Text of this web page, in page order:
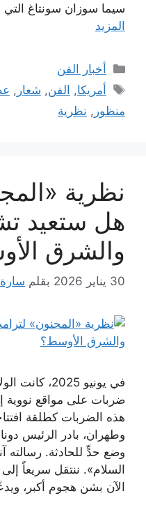
سيما سوزان سونتاغ
المزيد
التصنيفات
أخبار الفن
الوسوم
أمريكا, الفن, شعار ,
منظور , نظرية
نظرية
هل ستعيد
والشرق
30 يناير 2026 بقلم سارة
في يونيو
ضربات على مواقع نووية
هذه الضربات كطلقة
وطهران، بادر الرئيس
وضع حدٍّ للحادثة. رسالته
السلام». ننتقل سريعاً
الآن بشن هجوم أكبر،